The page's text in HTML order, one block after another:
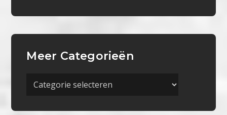
Meer Categorieën
Meer